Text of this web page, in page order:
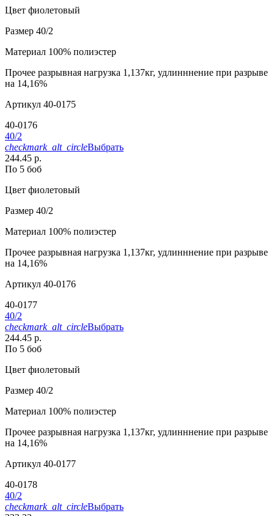
Цвет фиолетовый
Размер 40/2
Материал 100% полиэстер
Прочее разрывная нагрузка 1,137кг, удлинннение при разрыве
на 14,16%
Артикул 40-0175
40-0176
40/2
checkmark_alt_circleВыбрать
244.45 р.
По 5 боб
Цвет фиолетовый
Размер 40/2
Материал 100% полиэстер
Прочее разрывная нагрузка 1,137кг, удлинннение при разрыве
на 14,16%
Артикул 40-0176
40-0177
40/2
checkmark_alt_circleВыбрать
244.45 р.
По 5 боб
Цвет фиолетовый
Размер 40/2
Материал 100% полиэстер
Прочее разрывная нагрузка 1,137кг, удлинннение при разрыве
на 14,16%
Артикул 40-0177
40-0178
40/2
checkmark_alt_circleВыбрать